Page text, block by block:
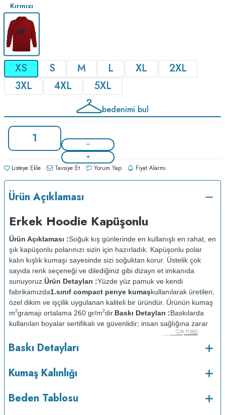
Kırmızı
XS S M L XL
2XL
3XL
4XL 5XL
bedenimi bul
Listeye Ekle Tavsiye Et Yorum Yap Fiyat Alarmı
Ürün Açıklaması
Erkek Hoodie Kapüşonlu
Ürün Açıklaması :Soğuk kış günlerinde en kullanışlı en rahat, en
şık kapüşonlu polarınızı sizin için hazırladık. Kapüşonlu polar
kalın kışlık kumaşı sayesinde sizi soğuktan korur. Üstelik çok
sayıda renk seçeneği ve dilediğiniz gibi dizayn et imkanıda
sunuyoruz. Ürün Detayları :Yüzde yüz pamuk ve kendi
fabrikamızda1.sınıf compact penye kumaşkullanılarak üretilen,
özel dikim ve işçilik uygulanan kaliteli bir üründür. Ürünün kumaş
m2gramajı ortalama 260 gr/m2dir. Baskı Detayları :Baskılarda
kullanılan boyalar sertifikalı ve güvenlidir; insan sağlığına zarar
vermez.
Kumaş Kalınlığı :
Bakım : Kısa programda maksimum 30
kurutulmaz.Orta ısıda ve tersten ütülenir.
Baskı Detayları
Kumaş Kalınlığı
Beden Tablosu